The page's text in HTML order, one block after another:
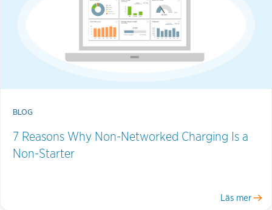
BLOG
7 Reasons Why Non-Networked Charging Is a
Non-Starter
Läs mer